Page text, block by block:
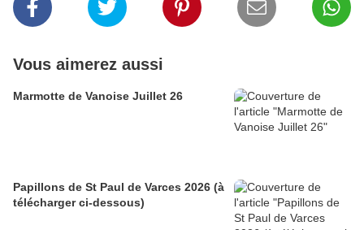
Vous aimerez aussi
Marmotte de Vanoise Juillet 26
Papillons de St Paul de Varces 2026 (à
télécharger ci-dessous)